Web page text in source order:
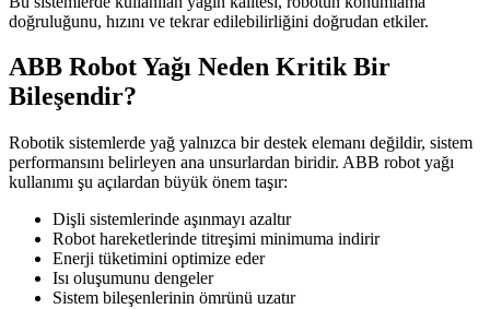
doğruluğunu, hızını ve tekrar edilebilirliğini doğrudan etkiler.
ABB Robot Yağı Neden Kritik Bir
Bileşendir?
Robotik sistemlerde yağ yalnızca bir destek elemanı değildir, sistem
performansını belirleyen ana unsurlardan biridir. ABB robot yağı
kullanımı şu açılardan büyük önem taşır:
Dişli sistemlerinde aşınmayı azaltır
Robot hareketlerinde titreşimi minimuma indirir
Enerji tüketimini optimize eder
Isı oluşumunu dengeler
Sistem bileşenlerinin ömrünü uzatır